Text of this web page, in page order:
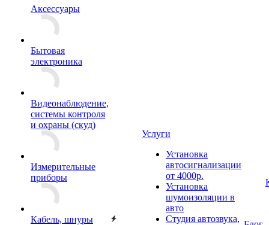
Аксессуары
Бытовая
электроника
Видеонаблюдение,
системы контроля
и охраны (скуд)
Измерительные
приборы
Кабель, шнуры
Услуги
Установка
автосигнализации
от 4000р.
Установка
шумоизоляции в
авто
Студия автозвука,